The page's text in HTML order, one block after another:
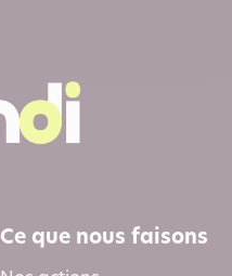
Ce que nous faisons